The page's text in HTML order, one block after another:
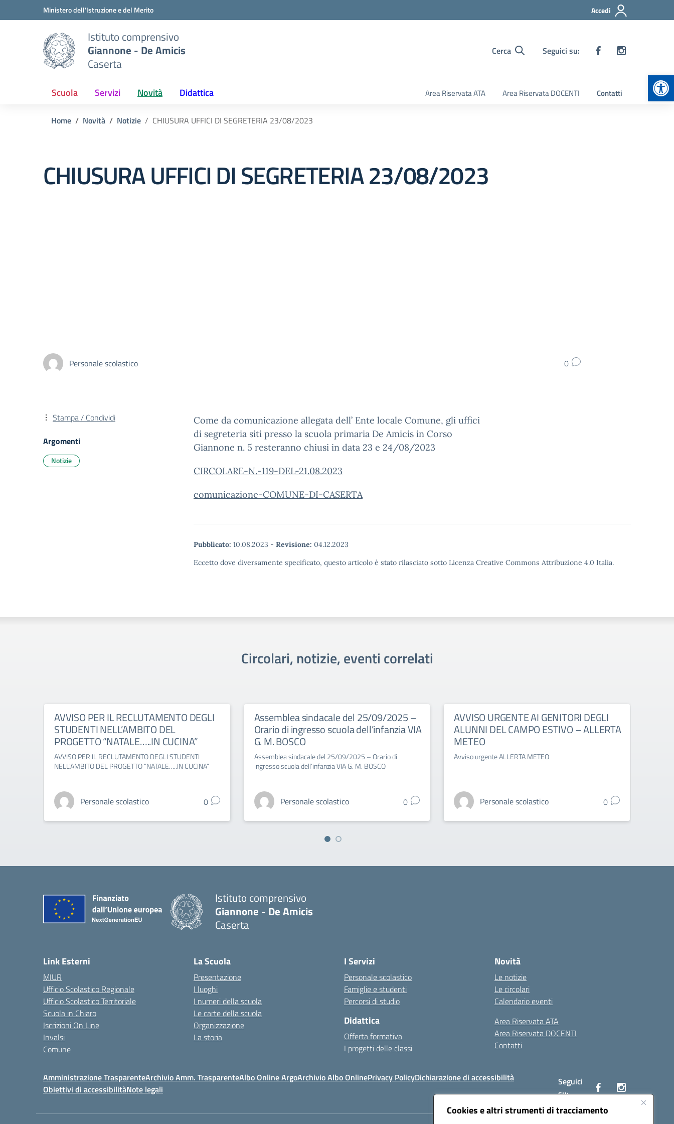
Cookies e altri strumenti di tracciamento
Vai ai contenuti
Vai al menu di navigazioneMinistero dell'Istruzione e del Merito Accedi
Istituto comprensivo
Giannone - De Amicis
Caserta
Cerca Seguici su:
Scuola Servizi Novità Didattica Area Riservata ATA Area Riservata DOCENTI Contatti
Home Novità Notizie CHIUSURA UFFICI DI SEGRETERIA 23/08/2023
CHIUSURA UFFICI DI SEGRETERIA 23/08/2023
Personale scolastico 0
Come da comunicazione allegata dell’ Ente locale Comune, gli uffici
di segreteria siti presso la scuola primaria De Amicis in Corso
Giannone n. 5 resteranno chiusi in data 23 e 24/08/2023
CIRCOLARE-N.-119-DEL-21.08.2023
comunicazione-COMUNE-DI-CASERTA
Pubblicato: 10.08.2023 - Revisione: 04.12.2023
Eccetto dove diversamente specificato, questo articolo è stato rilasciato sotto Licenza Creative Commons Attribuzione 4.0 Italia.
Stampa / Condividi
Argomenti
Notizie
Circolari, notizie, eventi correlati
AVVISO PER IL RECLUTAMENTO DEGLI
STUDENTI NELL’AMBITO DEL
PROGETTO “NATALE…..IN CUCINA”
AVVISO PER IL RECLUTAMENTO DEGLI STUDENTI
NELL’AMBITO DEL PROGETTO “NATALE…..IN CUCINA”
Personale scolastico 0
Assemblea sindacale del 25/09/2025 –
Orario di ingresso scuola dell’infanzia VIA
G. M. BOSCO
Assemblea sindacale del 25/09/2025 – Orario di
ingresso scuola dell’infanzia VIA G. M. BOSCO
Personale scolastico 0
AVVISO URGENTE AI GENITORI DEGLI
ALUNNI DEL CAMPO ESTIVO – ALLERTA
METEO
Avviso urgente ALLERTA METEO
Personale scolastico 0
Istituto comprensivo
Giannone - De Amicis
Caserta
Link Esterni
MIUR
Ufficio Scolastico Regionale
Ufficio Scolastico Territoriale
Scuola in Chiaro
Iscrizioni On Line
Invalsi
Comune
La Scuola
Presentazione
I luoghi
I numeri della scuola
Le carte della scuola
Organizzazione
La storia
I Servizi
Personale scolastico
Famiglie e studenti
Percorsi di studio
Didattica
Offerta formativa
I progetti delle classi
Novità
Le notizie
Le circolari
Calendario eventi
Area Riservata ATA
Area Riservata DOCENTI
Contatti
Amministrazione TrasparenteArchivio Amm. TrasparenteAlbo Online ArgoArchivio Albo OnlinePrivacy PolicyDichiarazione di accessibilità
Obiettivi di accessibilitàNote legali
Seguici
su: